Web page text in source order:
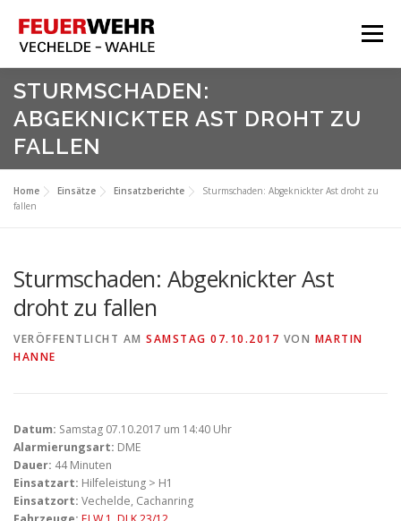
Inhalt
springen
Menü
HOME
Aktuelles
Über Uns
Service
STURMSCHADEN:
ABGEKNICKTER AST DROHT ZU
FALLEN
Home Einsätze Einsatzberichte
Sturmschaden: Abgeknickter Ast droht zu
fallen
Sturmschaden: Abgeknickter Ast
droht zu fallen
VERÖFFENTLICHT AM SAMSTAG 07.10.2017 VON MARTIN
HANNE
Datum: Samstag 07.10.2017 um 14:40 Uhr
Alarmierungsart: DME
Dauer: 44 Minuten
Einsatzart: Hilfeleistung > H1
Einsatzort: Vechelde, Cachanring